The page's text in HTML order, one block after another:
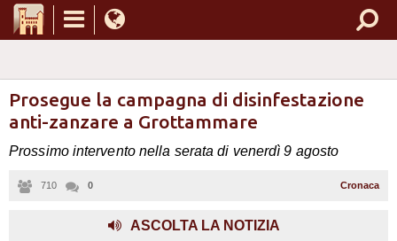
Prosegue la campagna di disinfestazione
anti-zanzare a Grottammare
Prossimo intervento nella serata di venerdì 9 agosto
710 0 Cronaca
ASCOLTA LA NOTIZIA